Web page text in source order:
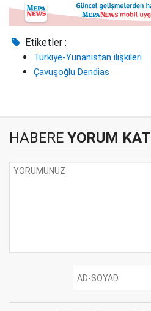
Etiketler :
Türkiye-Yunanistan ilişkileri
Çavuşoğlu Dendias
HABERE YORUM KAT